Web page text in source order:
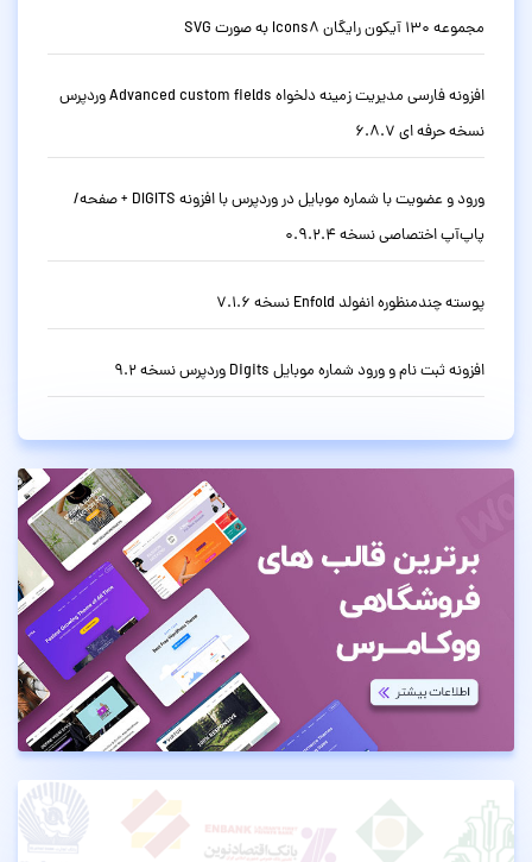
مجموعه 130 آیکون رایگان Icons8 به صورت SVG
افزونه فارسی مدیریت زمینه دلخواه Advanced custom fields وردپرس
نسخه حرفه ای 6.8.7
ورود و عضویت با شماره موبایل در وردپرس با افزونه DIGITS + صفحه/
پاپ‌آپ اختصاصی نسخه 0.9.2.4
پوسته چندمنظوره انفولد Enfold نسخه 7.1.6
افزونه ثبت نام و ورود شماره موبایل Digits وردپرس نسخه 9.2